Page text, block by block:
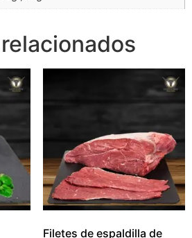
Filetes de espaldilla de